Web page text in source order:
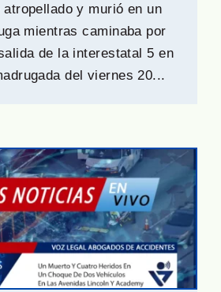
atropellado y murió en un
mientras caminaba por
de la interestatal 5 en
del viernes 20...